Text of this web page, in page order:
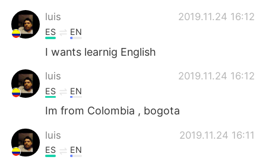
luis 2019.11.24 16:12
ES EN
I wants learnig English
luis 2019.11.24 16:12
ES EN
Im from Colombia , bogota
luis 2019.11.24 16:11
ES EN